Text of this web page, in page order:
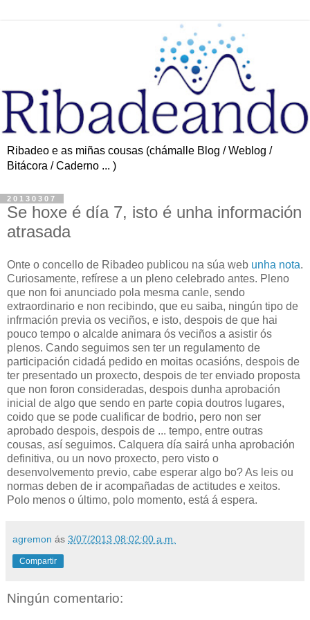
Ribadeo e as miñas cousas (chámalle Blog / Weblog /
Bitácora / Caderno ... )
20130307
Se hoxe é día 7, isto é unha información
atrasada
Onte o concello de Ribadeo publicou na súa web unha nota.
Curiosamente, refírese a un pleno celebrado antes. Pleno
que non foi anunciado pola mesma canle, sendo
extraordinario e non recibindo, que eu saiba, ningún tipo de
infrmación previa os veciños, e isto, despois de que hai
pouco tempo o alcalde animara ós veciños a asistir ós
plenos. Cando seguimos sen ter un regulamento de
participación cidadá pedido en moitas ocasións, despois de
ter presentado un proxecto, despois de ter enviado proposta
que non foron consideradas, despois dunha aprobación
inicial de algo que sendo en parte copia doutros lugares,
coido que se pode cualificar de bodrio, pero non ser
aprobado despois, despois de ... tempo, entre outras
cousas, así seguimos. Calquera día sairá unha aprobación
definitiva, ou un novo proxecto, pero visto o
desenvolvemento previo, cabe esperar algo bo? As leis ou
normas deben de ir acompañadas de actitudes e xeitos.
Polo menos o último, polo momento, está á espera.
agremon ás 3/07/2013 08:02:00 a.m.
Compartir
Ningún comentario: